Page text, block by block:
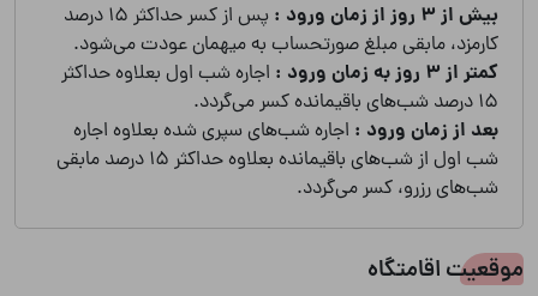
بیش از 3 روز از زمان ورود :
پس از کسر حداکثر 15 درصد
کارمزد، مابقی مبلغ صورتحساب به میهمان عودت می‌شود.
کمتر از 3 روز به زمان ورود :
اجاره شب اول بعلاوه حداکثر
15 درصد شب‌های باقیمانده کسر می‌گردد.
بعد از زمان ورود : اجاره شب‌های سپری شده بعلاوه اجاره
شب اول از شب‌های باقیمانده بعلاوه حداکثر 15 درصد مابقی
شب‌های رزرو، کسر می‌گردد.
موقعیت اقامتگاه